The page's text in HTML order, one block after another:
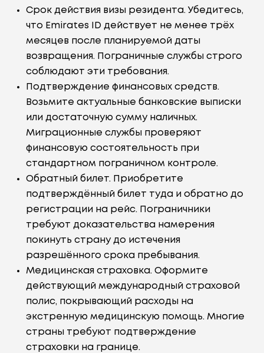
Срок действия визы резидента. Убедитесь,
что Emirates ID действует не менее трёх
месяцев после планируемой даты
возвращения. Пограничные службы строго
соблюдают эти требования.
Подтверждение финансовых средств.
Возьмите актуальные банковские выписки
или достаточную сумму наличных.
Миграционные службы проверяют
финансовую состоятельность при
стандартном пограничном контроле.
Обратный билет. Приобретите
подтверждённый билет туда и обратно до
регистрации на рейс. Пограничники
требуют доказательства намерения
покинуть страну до истечения
разрешённого срока пребывания.
Медицинская страховка. Оформите
действующий международный страховой
полис, покрывающий расходы на
экстренную медицинскую помощь. Многие
страны требуют подтверждение
страховки на границе.